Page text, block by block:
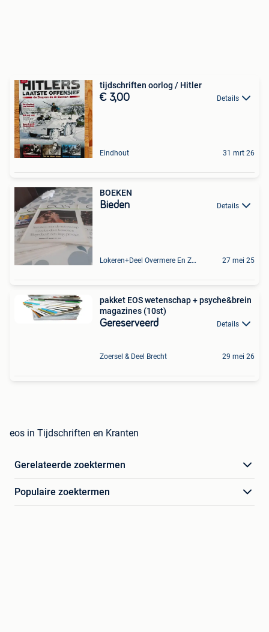
tijdschriften oorlog / Hitler
€ 3,00 Details
Eindhout 31 mrt 26
BOEKEN
Bieden Details
Lokeren+Deel Overmere En Zele 27 mei 25
pakket EOS wetenschap + psyche&brein
magazines (10st)
Gereserveerd Details
Zoersel & Deel Brecht 29 mei 26
eos in Tijdschriften en Kranten
Gerelateerde zoektermen
Populaire zoektermen